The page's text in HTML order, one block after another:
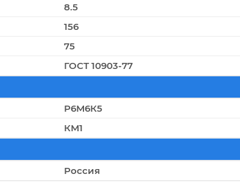
8.5
156
75
ГОСТ 10903-77
Р6М6К5
КМ1
Россия